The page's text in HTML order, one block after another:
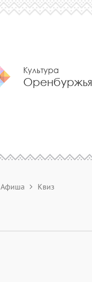
Культура
Оренбуржья
Афиша Квиз